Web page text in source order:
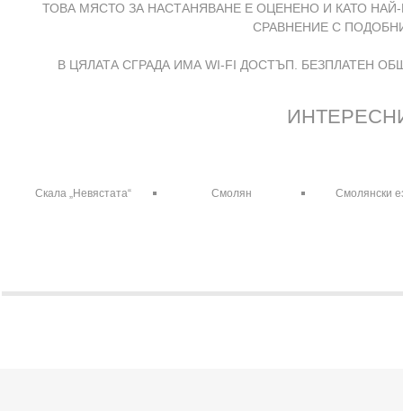
ТОВА МЯСТО ЗА НАСТАНЯВАНЕ Е ОЦЕНЕНО И КАТО
СРАВНЕНИЕ С
В ЦЯЛАТА СГРАДА ИМА WI-FI ДОСТЪП. БЕЗПЛАТЕН
Скала „Невястата“ Смолян Смолянски